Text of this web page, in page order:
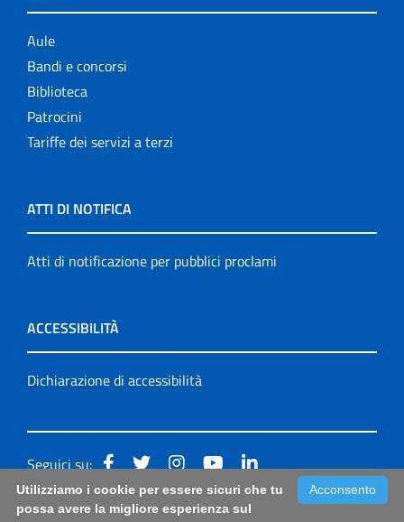
Aule
Bandi e concorsi
Biblioteca
Patrocini
Tariffe dei servizi a terzi
ATTI DI NOTIFICA
Atti di notificazione per pubblici proclami
ACCESSIBILITÀ
Dichiarazione di accessibilità
Seguici su:
Accessibilità: form di segnalazione di prima istanza per
Acconsento
Utilizziamo i cookie per essere sicuri che tu
possa avere la migliore esperienza sul